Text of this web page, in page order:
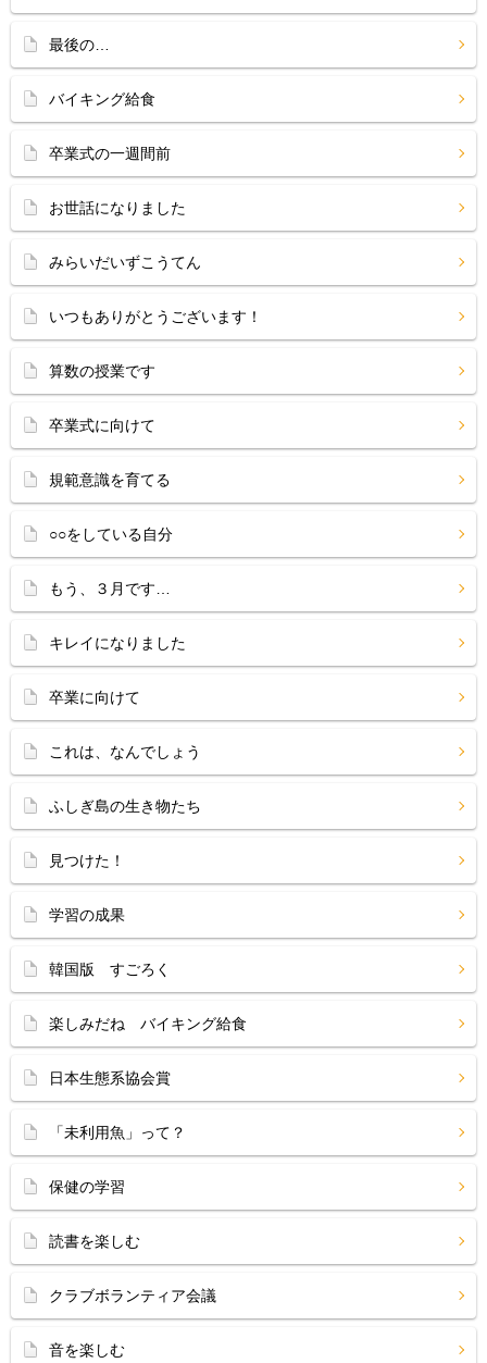
最後の…
バイキング給食
卒業式の一週間前
お世話になりました
みらいだいずこうてん
いつもありがとうございます！
算数の授業です
卒業式に向けて
規範意識を育てる
○○をしている自分
もう、３月です…
キレイになりました
卒業に向けて
これは、なんでしょう
ふしぎ島の生き物たち
見つけた！
学習の成果
韓国版 すごろく
楽しみだね バイキング給食
日本生態系協会賞
「未利用魚」って？
保健の学習
読書を楽しむ
クラブボランティア会議
音を楽しむ